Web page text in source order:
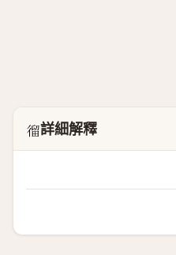
𢕍詳細解釋